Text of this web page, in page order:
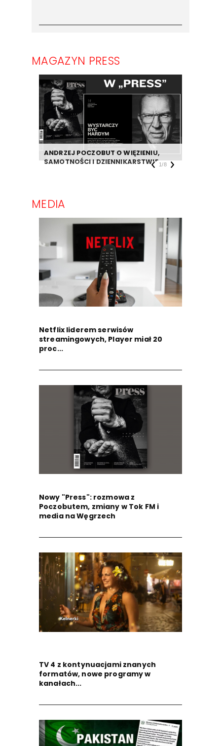
MAGAZYN PRESS
ANDRZEJ POCZOBUT O WIĘZIENIU,
SAMOTNOŚCI I DZIENNIKARSTWIE1/8
MEDIA
Netflix liderem serwisów
streamingowych, Player miał 20
proc...
Nowy "Press": rozmowa z
Poczobutem, zmiany w Tok FM i
media na Węgrzech
TV 4 z kontynuacjami znanych
formatów, nowe programy w
kanałach...